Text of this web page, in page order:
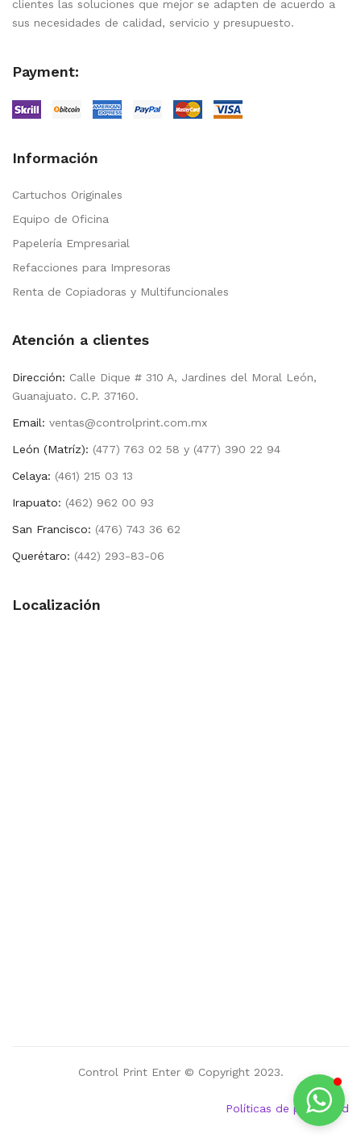
clientes las soluciones que mejor se adapten de acuerdo a
sus necesidades de calidad, servicio y presupuesto.
Payment:
Información
Cartuchos Originales
Equipo de Oficina
Papelería Empresarial
Refacciones para Impresoras
Renta de Copiadoras y Multifuncionales
Atención a clientes
Dirección: Calle Dique # 310 A, Jardines del Moral León,
Guanajuato. C.P. 37160.
Email: ventas@controlprint.com.mx
León (Matríz): (477) 763 02 58 y (477) 390 22 94
Celaya: (461) 215 03 13
Irapuato: (462) 962 00 93
San Francisco: (476) 743 36 62
Querétaro: (442) 293-83-06
Localización
Control Print Enter © Copyright 2023.
Políticas de privacidad